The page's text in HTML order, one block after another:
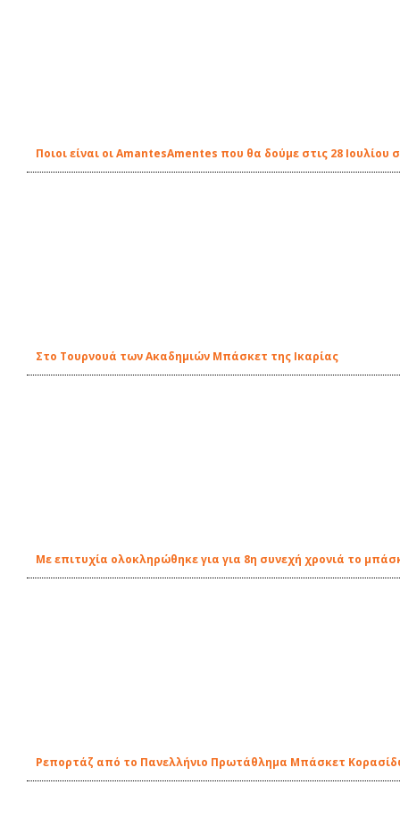
Ποιοι είναι οι AmantesAmentes που θα δούμε στις 28 Ιουλίου
Στο Τουρνουά των Ακαδημιών Μπάσκετ της Ικαρίας
Με επιτυχία ολοκληρώθηκε για για 8η συνεχή χρονιά το
Ρεπορτάζ από το Πανελλήνιο Πρωτάθλημα Μπάσκετ